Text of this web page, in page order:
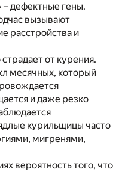
– дефектные гены.
вызывают
расстройства и
от курения.
месячных, который
и даже резко
курильщицы часто
мигренями,
вероятность того, что